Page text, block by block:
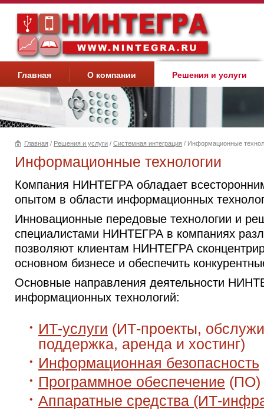
Главная О компании Решения и услуги
Вы здесь
Главная / Решения и услуги / Системная интеграция / Информационные
Информационные технологии
Компания НИНТЕГРА обладает
опытом в области информационных
Инновационные передовые технологии и
специалистами НИНТЕГРА в компаниях
позволяют клиентам НИНТЕГРА
основном бизнесе и обеспечить
Основные направления деятельности
информационных технологий:
ИТ-услуги (ИТ-проекты,
поддержка, аренда и хостинг)
Информационная безопасность
Программное обеспечение (ПО)
Аппаратные средства (ИТ-